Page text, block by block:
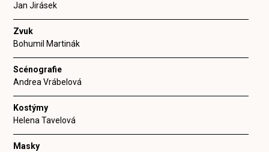
Jan Jirásek
Zvuk
Bohumil Martinák
Scénografie
Andrea Vrábelová
Kostýmy
Helena Tavelová
Masky